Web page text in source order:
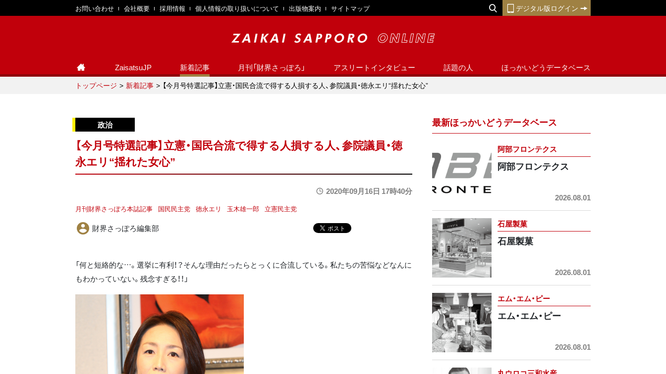
お問い合わせ 会社概要 採用情報 個人情報の取り扱いについて 出版物案内 サイトマップ デジタル版ログイン
ZaisatsuJP 新着記事 月刊「財界さっぽろ」 アスリートインタビュー 話題の人 ほっかいどうデータベース
トップページ 新着記事 【今月号特選記事】立憲・国民合流で得する人損する人、参院議員・徳永エリ“揺れた女心”
【今月号特選記事】立憲・国民合流で得する人損する人、参院議員・徳
永エリ“揺れた女心”
2020年09月16日 17時40分
月刊財界さっぽろ本誌記事 国民民主党 徳永エリ 玉木雄一郎 立憲民主党
財界さっぽろ編集部
「何と短絡的な…。選挙に有利！？そんな理由だったらとっくに合流している。私たちの苦悩などなんに
もわかっていない。残念すぎる！！」
最新ほっかいどうデータベース
阿部フロンテクス
阿部フロンテクス
2026.08.01
石屋製菓
石屋製菓
2026.08.01
エム・エム・ピー
エム・エム・ピー
2026.08.01